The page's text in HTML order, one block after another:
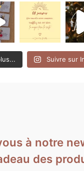
Suivre sur
à notre
des